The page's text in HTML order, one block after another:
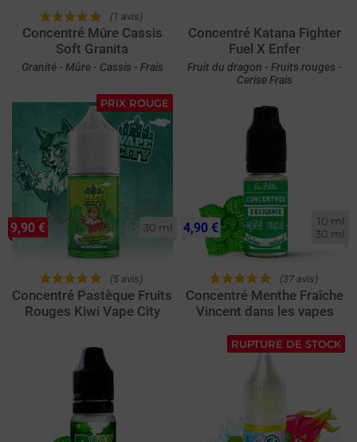
(1 avis)
Concentré Mûre Cassis
Soft Granita
Granité - Mûre - Cassis - Frais
Concentré Katana Fighter
Fuel X Enfer
Fruit du dragon - Fruits rouges -
Cerise Frais
PRIX ROUGE
30 ml
(5 avis)
Concentré Pastèque Fruits
Rouges Kiwi Vape City
9,90 €
10 ml
30 ml
(37 avis)
Concentré Menthe Fraîche
Vincent dans les vapes
4,90 €
RUPTURE DE STOCK